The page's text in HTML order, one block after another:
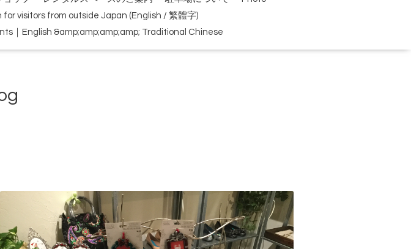
visitors from outside Japan (English / 繁體字)
｜English &amp;amp;amp;amp; Traditional Chinese